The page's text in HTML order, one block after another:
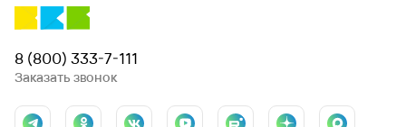
8 (800) 333-7-111
Заказать звонок